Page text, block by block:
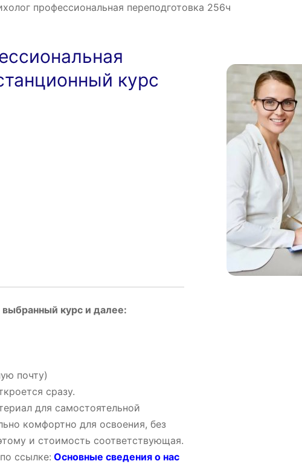
профессиональная переподготовка 256ч
курс
курс и далее:
почту)
сразу.
для самостоятельной
комфортно для освоения, без
и стоимость соответствующая.
ссылке: Основные сведения о нас